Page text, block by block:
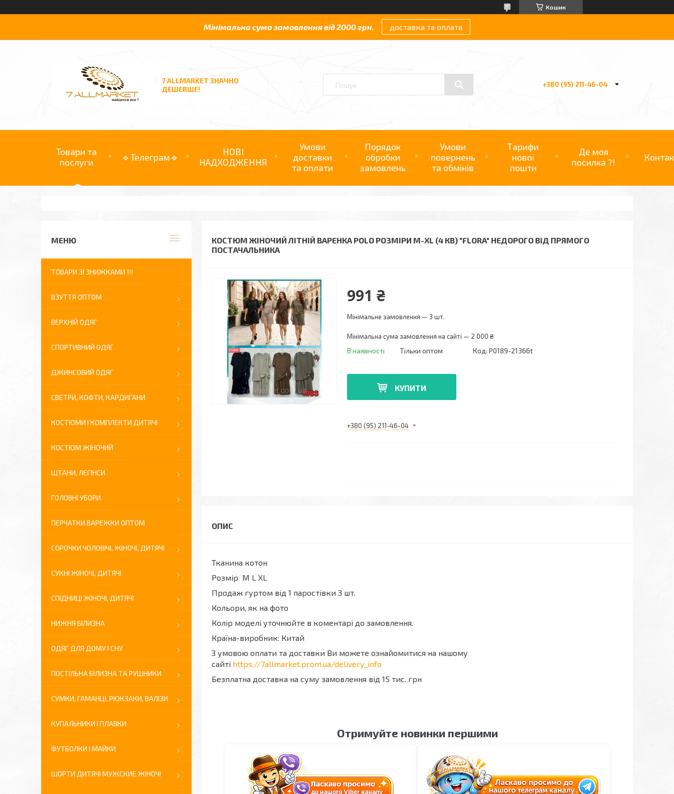
Кошик
Мінімальна сума замовлення від 2000 грн. доставка та оплата
7 ALLMARKET ЗНАЧНО
ДЕШЕВШЕ!
+380 (95) 211-46-04
Товари та
послуги
🔹Телеграм🔹
НОВІ
НАДХОДЖЕННЯ
Умови
доставки
та оплати
Порядок
обробки
замовлень
Умови
повернень
та обмінів
Тарифи
нової
пошти
Де моя
посилка ?!
КОСТЮМ ЖІНОЧИЙ ЛІТНІЙ ВАРЕНКА POLO РОЗМІРИ M-XL (4 КВ) "FLORA" НЕДОРОГО ВІД ПРЯМОГО
ПОСТАЧАЛЬНИКА
991 ₴
Мінімальне замовлення — 3 шт.
Мінімальна сума замовлення на сайті — 2 000 ₴
В наявності Тільки оптом Код: P0189-21366t
КУПИТИ
+380 (95) 211-46-04
Тканина котон
Розмір M L XL
Продаж гуртом від 1 паростівки 3 шт.
Кольори, як на фото
Колір моделі уточнюйте в коментарі до замовлення.
Країна-виробник: Китай
З умовою оплати та доставки Ви можете ознайомитися на нашому
сайті https://7allmarket.prom.ua/delivery_info
Безплатна доставка на суму замовлення від 15 тис. грн
Отримуйте новинки першими
ТОВАРИ ЗІ ЗНИЖКАМИ !!!
ВЗУТТЯ ОПТОМ
ВЕРХНІЙ ОДЯГ
СПОРТИВНИЙ ОДЯГ
ДЖИНСОВИЙ ОДЯГ
СВЕТРИ, КОФТИ, КАРДИГАНИ
КОСТЮМИ І КОМПЛЕКТИ ДИТЯЧІ
КОСТЮМ ЖІНОЧИЙ
ШТАНИ, ЛЕГІНСИ
ГОЛОВНІ УБОРИ
ПЕРЧАТКИ ВАРЕЖКИ ОПТОМ
СОРОЧКИ ЧОЛОВІЧІ, ЖІНОЧІ, ДИТЯЧІ
СУКНІ ЖІНОЧІ, ДИТЯЧІ
СПІДНИЦІ ЖІНОЧІ, ДИТЯЧІ
НИЖНЯ БІЛИЗНА
ОДЯГ ДЛЯ ДОМУ І СНУ
ПОСТІЛЬНА БІЛИЗНА ТА РУШНИКИ
СУМКИ, ГАМАНЦІ, РЮКЗАКИ, ВАЛІЗИ
КУПАЛЬНИКИ І ПЛАВКИ
ФУТБОЛКИ І МАЙКИ
ШОРТИ ДИТЯЧІ МУЖСКИЕ ЖІНОЧІ